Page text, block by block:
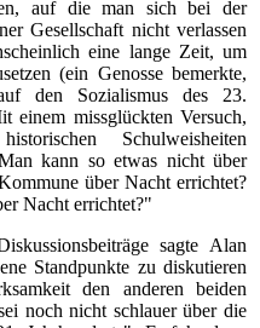
auf die man sich bei der
Gesellschaft nicht verlassen
eine lange Zeit, um
(ein Genosse bemerkte,
den Sozialismus des 23.
einem missglückten Versuch,
Schulweisheiten
kann so etwas nicht über
über Nacht errichtet?
Nacht errichtet?"
sagte Alan
Standpunkte zu diskutieren
den anderen beiden
noch nicht schlauer über die